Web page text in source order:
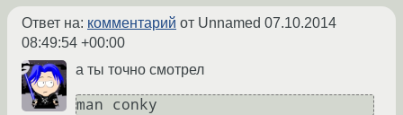
Ответ на: комментарий от Unnamed 07.10.2014
08:49:54 +00:00
а ты точно смотрел
man conky